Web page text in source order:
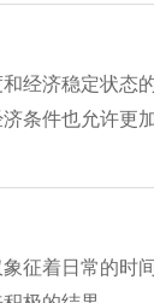
经济稳定状态
条件也允许更
征着日常的时